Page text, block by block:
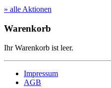
» alle Aktionen
Warenkorb
Ihr Warenkorb ist leer.
Impressum
AGB